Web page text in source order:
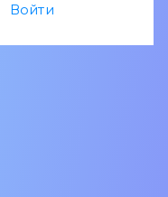
Войти